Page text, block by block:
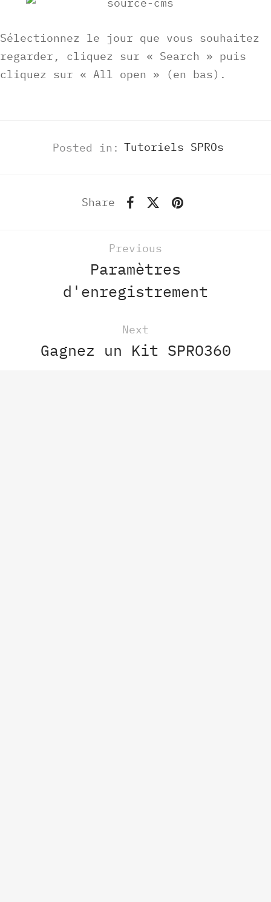
Sélectionnez le jour que vous souhaitez
regarder, cliquez sur « Search » puis
cliquez sur « All open » (en bas).
Posted in: Tutoriels SPROs
Share
Previous
Paramètres
d'enregistrement
Next
Gagnez un Kit SPRO360